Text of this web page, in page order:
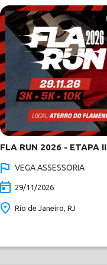
FLA RUN 2026 - ETAPA II
VEGA ASSESSORIA
29/11/2026
Rio de Janeiro, RJ